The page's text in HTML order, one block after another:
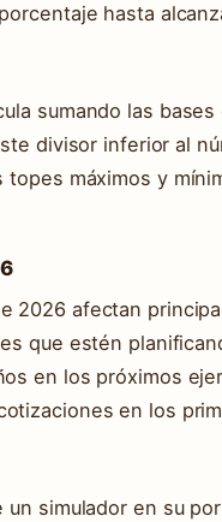
hasta
sumando las
divisor inferior al
máximos y
2026 afectan
que estén
en los próximos
en los
un simulador en su